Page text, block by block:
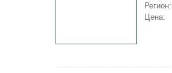
Регион:
Цена: